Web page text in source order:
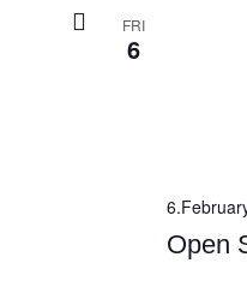
FRI
6
Open